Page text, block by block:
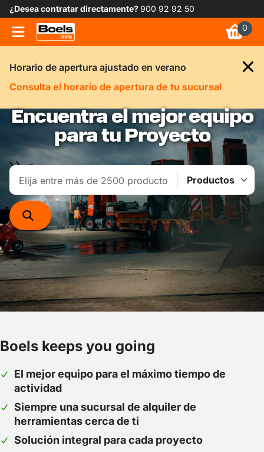
¿Desea contratar directamente?900 92 92 50
0
Horario de apertura ajustado en verano
Consulta el horario de apertura de tu sucursal
Encuentra el mejor equipo
para tu Proyecto
Boels keeps you going
El mejor equipo para el máximo tiempo de
actividad
Siempre una sucursal de alquiler de
herramientas cerca de ti
Solución integral para cada proyecto